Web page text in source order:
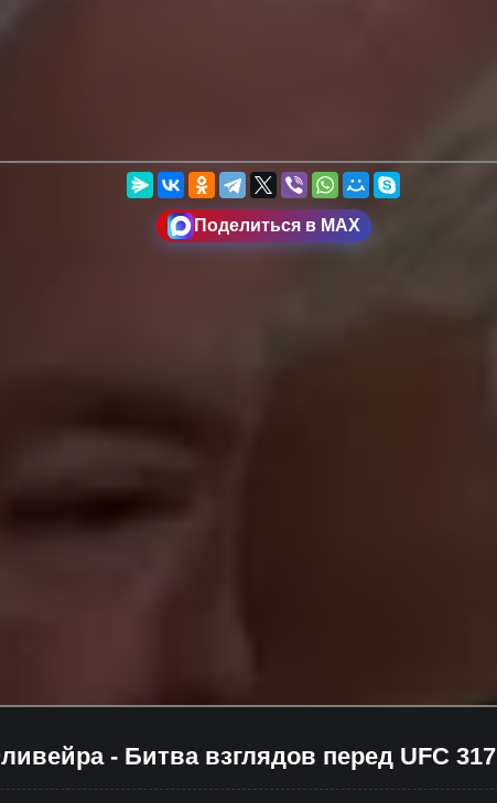
Поделиться в MAX
- Битва взглядов перед UFC 317